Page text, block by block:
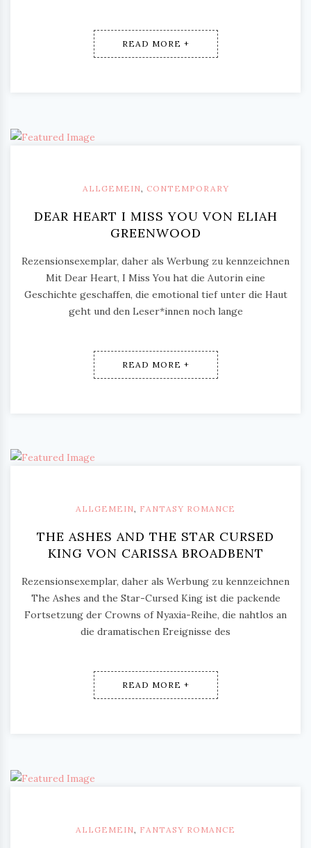
READ MORE +
ALLGEMEIN CONTEMPORARY
DEAR HEART I MISS YOU VON ELIAH
GREENWOOD
Rezensionsexemplar, daher als Werbung zu kennzeichnen
Mit Dear Heart, I Miss You hat die Autorin eine
Geschichte geschaffen, die emotional tief unter die Haut
geht und den Leser*innen noch lange
READ MORE +
ALLGEMEIN, FANTASY ROMANCE
THE ASHES AND THE STAR CURSED
KING VON CARISSA BROADBENT
Rezensionsexemplar, daher als Werbung zu kennzeichnen
The Ashes and the Star-Cursed King ist die packende
Fortsetzung der Crowns of Nyaxia-Reihe, die nahtlos an
die dramatischen Ereignisse des
READ MORE +
ALLGEMEIN FANTASY ROMANCE